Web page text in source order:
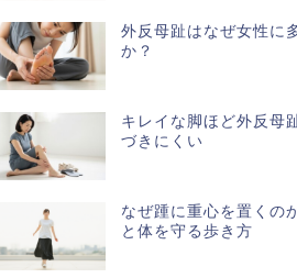
外反母趾はなぜ女性に
か？
キレイな脚ほど外反母
づきにくい
なぜ踵に重心を置くの
と体を守る歩き方